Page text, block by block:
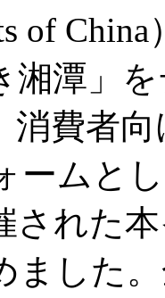
of
湘潭」
消費者
ームと
された
ました